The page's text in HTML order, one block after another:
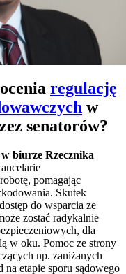
regulację
w
senatorów?
biurze Rzecznika
pomagając
Skutek
do wsparcia ze
zostać radykalnie
dla
w oku. Pomoc ze strony
np. zaniżanych
na etapie sporu sądowego